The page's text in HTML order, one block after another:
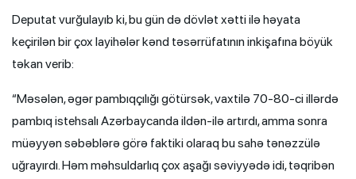
Deputat vurğulayıb ki, bu gün də dövlət xətti ilə həyata
keçirilən bir çox layihələr kənd təsərrüfatının inkişafına böyük
təkan verib:
“Məsələn, əgər pambıqçılığı götürsək, vaxtilə 70-80-ci illərdə
pambıq istehsalı Azərbaycanda ildən-ilə artırdı, amma sonra
müəyyən səbəblərə görə faktiki olaraq bu sahə tənəzzülə
uğrayırdı. Həm məhsuldarlıq çox aşağı səviyyədə idi, təqribən